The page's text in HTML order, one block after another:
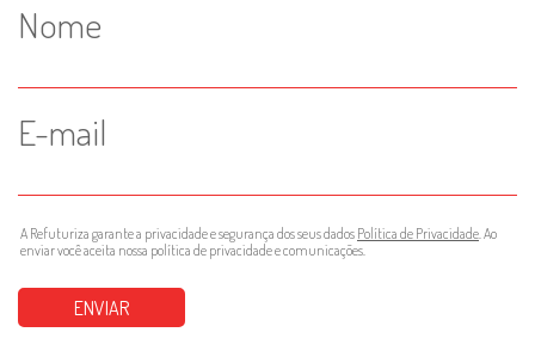
Nome
E-mail
A Refuturiza garante a privacidade e segurança dos seus dados Política de Privacidade. Ao
enviar você aceita nossa política de privacidade e comunicações.